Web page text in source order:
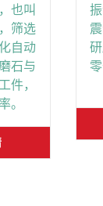
也叫
筛选
自动
石与
件，
。